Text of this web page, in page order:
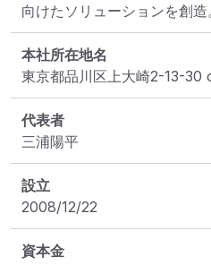
向けたソリューションを創造
本社所在地名
東京都品川区上大崎2-13-30
代表者
三浦陽平
設立
2008/12/22
資本金